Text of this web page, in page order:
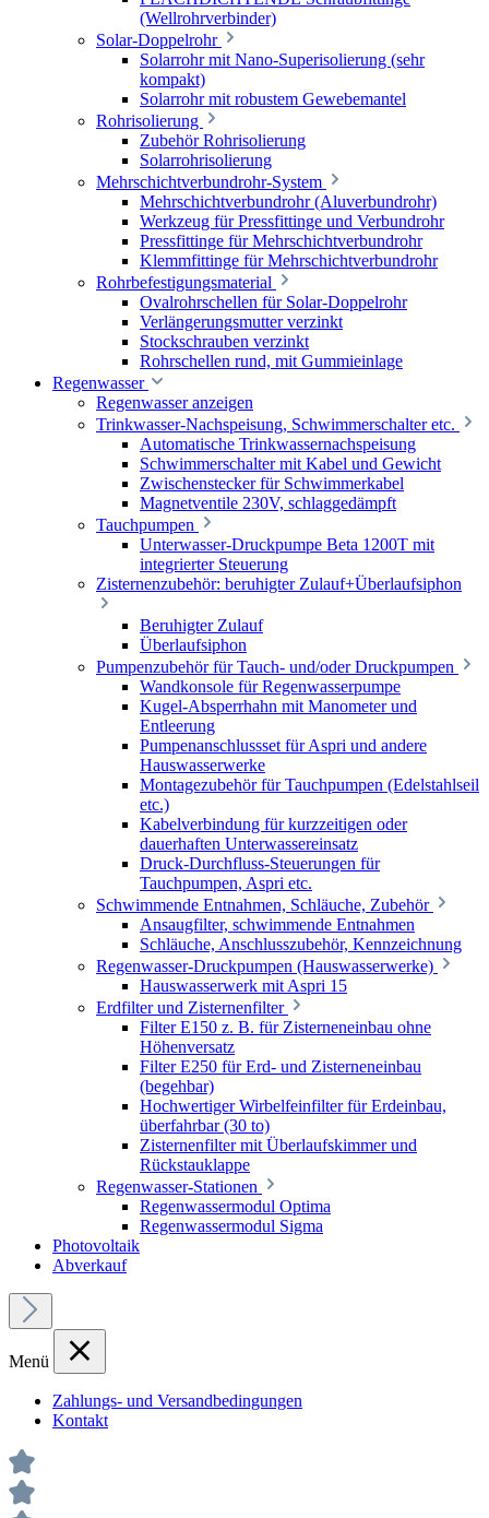
(Wellrohrverbinder)
Solar-Doppelrohr
Solarrohr mit Nano-Superisolierung (sehr
kompakt)
Solarrohr mit robustem Gewebemantel
Rohrisolierung
Zubehör Rohrisolierung
Solarrohrisolierung
Mehrschichtverbundrohr-System
Mehrschichtverbundrohr (Aluverbundrohr)
Werkzeug für Pressfittinge und Verbundrohr
Pressfittinge für Mehrschichtverbundrohr
Klemmfittinge für Mehrschichtverbundrohr
Rohrbefestigungsmaterial
Ovalrohrschellen für Solar-Doppelrohr
Verlängerungsmutter verzinkt
Stockschrauben verzinkt
Rohrschellen rund, mit Gummieinlage
Regenwasser
Regenwasser anzeigen
Trinkwasser-Nachspeisung, Schwimmerschalter etc.
Automatische Trinkwassernachspeisung
Schwimmerschalter mit Kabel und Gewicht
Zwischenstecker für Schwimmerkabel
Magnetventile 230V, schlaggedämpft
Tauchpumpen
Unterwasser-Druckpumpe Beta 1200T mit
integrierter Steuerung
Zisternenzubehör: beruhigter Zulauf+Überlaufsiphon
Beruhigter Zulauf
Überlaufsiphon
Pumpenzubehör für Tauch- und/oder Druckpumpen
Wandkonsole für Regenwasserpumpe
Kugel-Absperrhahn mit Manometer und
Entleerung
Pumpenanschlussset für Aspri und andere
Hauswasserwerke
Montagezubehör für Tauchpumpen (Edelstahlseil
etc.)
Kabelverbindung für kurzzeitigen oder
dauerhaften Unterwassereinsatz
Druck-Durchfluss-Steuerungen für
Tauchpumpen, Aspri etc.
Schwimmende Entnahmen, Schläuche, Zubehör
Ansaugfilter, schwimmende Entnahmen
Schläuche, Anschlusszubehör, Kennzeichnung
Regenwasser-Druckpumpen (Hauswasserwerke)
Hauswasserwerk mit Aspri 15
Erdfilter und Zisternenfilter
Filter E150 z. B. für Zisterneneinbau ohne
Höhenversatz
Filter E250 für Erd- und Zisterneneinbau
(begehbar)
Hochwertiger Wirbelfeinfilter für Erdeinbau,
überfahrbar (30 to)
Zisternenfilter mit Überlaufskimmer und
Rückstauklappe
Regenwasser-Stationen
Regenwassermodul Optima
Regenwassermodul Sigma
Photovoltaik
Abverkauf
Menü
Zahlungs- und Versandbedingungen
Kontakt